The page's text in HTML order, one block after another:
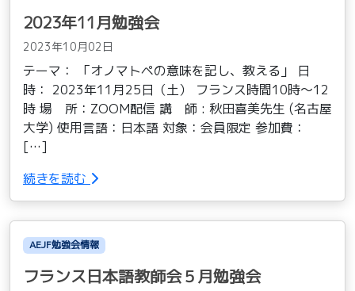
2023年11月勉強会
2023年10月02日
テーマ： 「オノマトペの意味を記し、教える」 日
時： 2023年11月25日（土） フランス時間10時〜12
時 場 所：ZOOM配信 講 師 : 秋田喜美先生 (名古屋
大学) 使用言語：日本語 対象：会員限定 参加費：
[…]
続きを読む
AEJF勉強会情報
フランス日本語教師会５月勉強会